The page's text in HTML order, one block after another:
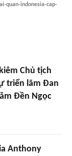
quan-indonesia-cap-
Chủ tịch
triển lãm Đan
Đền Ngọc
Anthony